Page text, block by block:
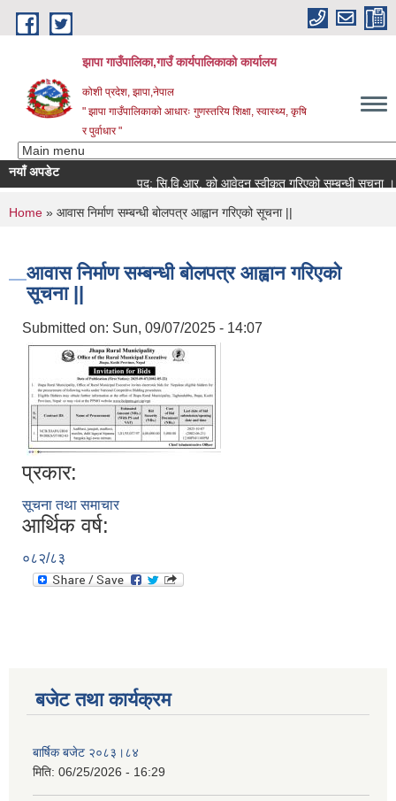
Skip to main content
झापा गाउँपालिका,गाउँ कार्यपालिकाको कार्यालय
कोशी प्रदेश, झापा,नेपाल
" झापा गाउँपालिकाको आधारः गुणस्तरिय शिक्षा, स्वास्थ्य, कृषि
र पुर्वाधार "
नयाँ अपडेट
पद: सि.वि.आर. को आवेदन स्वीकृत गरिएको सम्बन्धी सूचना ।।
You are here
Home » आवास निर्माण सम्बन्धी बोलपत्र आह्वान गरिएको सूचना ||
आवास निर्माण सम्बन्धी बोलपत्र आह्वान गरिएको
सूचना ||
Submitted on: Sun, 09/07/2025 - 14:07
प्रकार:
सूचना तथा समाचार
आर्थिक वर्ष:
०८२/८३
बजेट तथा कार्यक्रम
बार्षिक बजेट २०८३।८४
मिति: 06/25/2026 - 16:29